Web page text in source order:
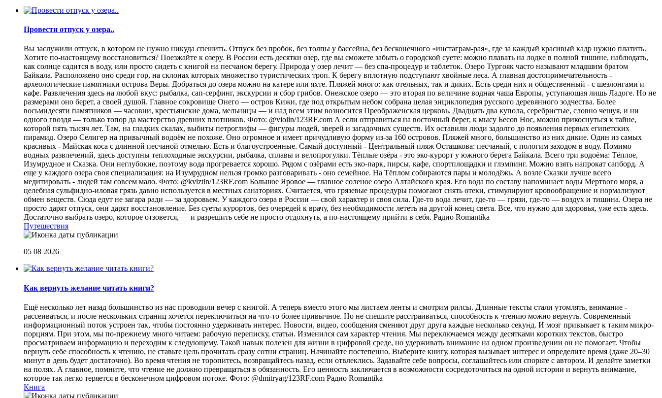
Провести отпуск у озера..
Вы заслужили отпуск, в котором не нужно никуда спешить. Отпуск без пробок, без толпы у бассейна, без бесконечного «инстаграм-рая», где за каждый красивый кадр нужно платить.
Хотите по-настоящему восстановиться? Поезжайте к озеру. В России есть десятки озер, где вы сможете забыть о городской суете: можно плавать на лодке в полной тишине, наблюдать,
как солнце садится в воду, или просто сидеть с книгой на песчаном берегу. Природа у озер лечит — без спа-процедур и таблеток. Озеро Тургояк часто называют младшим братом
Байкала. Расположено оно среди гор, на склонах которых множество туристических троп. К берегу вплотную подступают хвойные леса. А главная достопримечательность -
археологические памятники острова Веры. Добраться до озера можно на катере или яхте. Пляжей много: как отельных, так и диких. Есть среди них и общественный - с шезлонгами и
кафе. Развлечения здесь на любой вкус: рыбалка, сап-серфинг, экскурсии и сбор грибов. Онежское озеро — это вторая по величине водная чаша Европы, уступающая лишь Ладоге. Но не
размерами оно берет, а своей душой. Главное сокровище Онего — остров Кижи, где под открытым небом собрана целая энциклопедия русского деревянного зодчества. Более
восьмидесяти памятников — часовни, крестьянские дома, мельницы — и над всем этим возносится Преображенская церковь. Двадцать два купола, серебристые, словно чешуя, и ни
одного гвоздя — только топор да мастерство древних плотников. Фото: @violin/123RF.com А если отправиться на восточный берег, к мысу Бесов Нос, можно прикоснуться к тайне,
которой пять тысяч лет. Там, на гладких скалах, выбиты петроглифы — фигуры людей, зверей и загадочных существ. Их оставили люди задолго до появления первых египетских
пирамид. Озеро Селигер на привычный водоём не похоже. Оно огромное и имеет причудливую форму из-за 160 островов. Пляжей много, большинство из них дикие. Один из самых
красивых - Майская коса с длинной песчаной отмелью. Есть и благоустроенные. Самый доступный - Центральный пляж Осташкова: песчаный, с пологим заходом в воду. Помимо
водных развлечений, здесь доступны теплоходные экскурсии, рыбалка, сплавы и велопрогулки. Тёплые озёра - это эко-курорт у южного берега Байкала. Всего три водоёма: Тёплое,
Изумрудное и Сказка. Они неглубокие, поэтому вода прогревается хорошо. Рядом с озёрами есть эко-парк, пирсы, кафе, спортплощадки и глэмпинг. Можно взять напрокат сапборд. А
еще у каждого озера своя специализация: на Изумрудном нельзя громко разговаривать - оно семейное. На Тёплом собираются пары и молодёжь. А возле Сказки лучше всего
медитировать - людей там совсем мало. Фото: @kviztln/123RF.com Большое Яровое — главное соленое озеро Алтайского края. Его вода по составу напоминает воды Мертвого моря, а
целебная сульфидно-иловая грязь давно используется в местных санаториях. Считается, что грязевые процедуры помогают снять отеки, стимулируют кровообращение и нормализуют
обмен веществ. Сюда едут не загара ради — за здоровьем. У каждого озера в России — свой характер и своя сила. Где-то вода лечит, где-то — грязи, где-то — воздух и тишина. Озера не
просто дарят отпуск, они дарят восстановление. Без суеты курортов, без очередей к врачу, без необходимости лететь на другой конец света. Все, что нужно для здоровья, уже есть здесь.
Достаточно выбрать озеро, которое отзовется, — и разрешить себе не просто отдохнуть, а по-настоящему прийти в себя. Радио Romantika
Путешествия
05 08 2026
Как вернуть желание читать книги?
Eщё несколько лет назад большинство из нас проводили вечер с книгой. А теперь вместо этого мы листаем ленты и смотрим рилсы. Длинные тексты стали утомлять, внимание -
рассеиваться, и после нескольких страниц хочется переключиться на что-то более привычное. Но не спешите расстраиваться, способность к чтению можно вернуть. Современный
информационный поток устроен так, чтобы постоянно удерживать интерес. Новости, видео, сообщения сменяют друг друга каждые несколько секунд. И мозг привыкает к таким микро-
порциям. При этом, мы по-прежнему много читаем: рабочую переписку, статьи. Изменился сам характер чтения. Мы переключаемся между десятками коротких текстов, быстро
просматриваем информацию и переходим к следующему. Такой навык полезен для жизни в цифровой среде, но удерживать внимание на одном произведении он не помогает. Чтобы
вернуть себе способность к чтению, не ставьте цель прочитать сразу сотни страниц. Начинайте постепенно. Выберите книгу, которая вызывает интерес и определите время (даже 20–30
минут в день будет достаточно). Во время чтения не торопитесь, возвращайтесь назад, если отвлеклись. Задавайте себе вопросы, соглашайтесь или спорьте с автором. И делайте заметки
на полях. А главное, помните, что чтение не должно превращаться в обязанность. Его ценность заключается в возможности сосредоточиться на одной истории и вернуть внимание,
которое так легко теряется в бесконечном цифровом потоке. Фото: @dmitryag/123RF.com Радио Romantika
Книга